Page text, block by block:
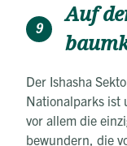
9
Auf
Der Ishasha
Nationalparks ist
vor allem die
bewundern, die